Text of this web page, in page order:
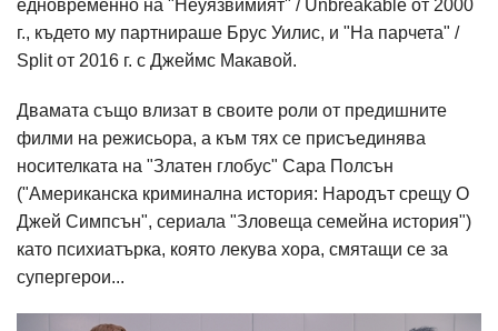
едновременно на "Неуязвимият" / Unbreakable от 2000
г., където му партнираше Брус Уилис, и "На парчета" /
Split от 2016 г. с Джеймс Макавой.
Двамата също влизат в своите роли от предишните
филми на режисьора, а към тях се присъединява
носителката на "Златен глобус" Сара Полсън
("Американска криминална история: Народът срещу О
Джей Симпсън", сериала "Зловеща семейна история")
като психиатърка, която лекува хора, смятащи се за
супергерои...